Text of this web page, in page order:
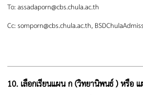
To:assadaporn@cbs.chula.ac.th
Cc:somporn@cbs.chula.ac.th,
10. เลือกเรียนแผน ก (วิทยานิพนธ์ ) หรือ